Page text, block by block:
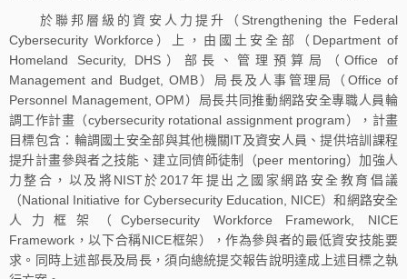
於聯邦層級的資安人力提升（Strengthening the Federal
Cybersecurity Workforce）上，由國土安全部（Department of
Homeland Security, DHS）部長、管理預算局（Office of
Management and Budget, OMB）局長及人事管理局（Office of
Personnel Management, OPM）局長共同推動網路安全專職人員輪
調工作計畫（cybersecurity rotational assignment program），計畫
目標包含：輪調國土安全部與其他機關IT及資安人員、提供培訓課程
提升計畫參與者之技能、建立同儕師徒制（peer mentoring）加強人
力整合，以及將NIST於2017年提出之國家網路安全教育倡議
（National Initiative for Cybersecurity Education, NICE）和網路安全
人力框架（Cybersecurity Workforce Framework, NICE
Framework，以下合稱NICE框架），作為參與者的最低資安技能要
求。同時上述部長及局長，須向總統提交報告說明達成上述目標之執